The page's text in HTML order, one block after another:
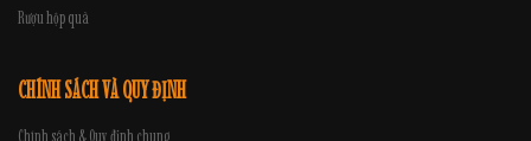
Rượu Vương tài kim ngưu